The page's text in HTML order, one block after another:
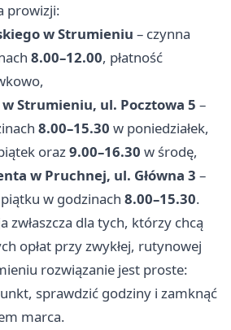
prowizji:
w Strumieniu – czynna
8.00–12.00, płatność
w Strumieniu, ul. Pocztowa 5 –
8.00–15.30 w poniedziałek,
oraz9.00–16.30 w środę,
w Pruchnej, ul. Główna 3 –
w godzinach 8.00–15.30.
zwłaszcza dla tych, którzy chcą
opłat przy zwykłej, rutynowej
rozwiązanie jest proste:
sprawdzić godziny i zamknąć
marca.